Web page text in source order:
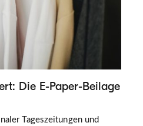
Die E-Paper-Beilage
Tageszeitungen und